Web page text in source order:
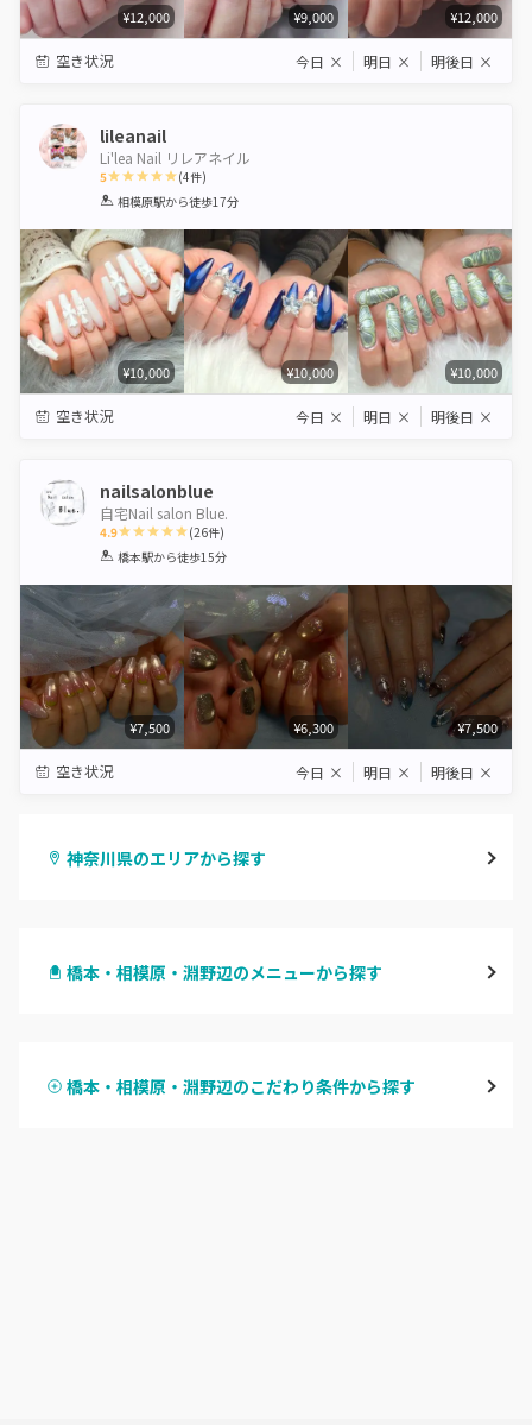
¥12,000 ¥9,000 ¥12,000
空き状況 今日 × 明日 × 明後日 ×
lileanail
Li'lea Nail リレアネイル
5
1 2 3 4 5
(4件)
相模原駅から徒歩17分
¥10,000 ¥10,000 ¥10,000
空き状況 今日 × 明日 × 明後日 ×
nailsalonblue
自宅Nail salon Blue.
4.9
1 2 3 4 5
(26件)
橋本駅から徒歩15分
¥7,500 ¥6,300 ¥7,500
空き状況 今日 × 明日 × 明後日 ×
神奈川県のエリアから探す
川崎
橋本・相模原・淵野辺のメニューから探す
ハンドスカルプ
橋本・相模原・淵野辺のこだわり条件から探す